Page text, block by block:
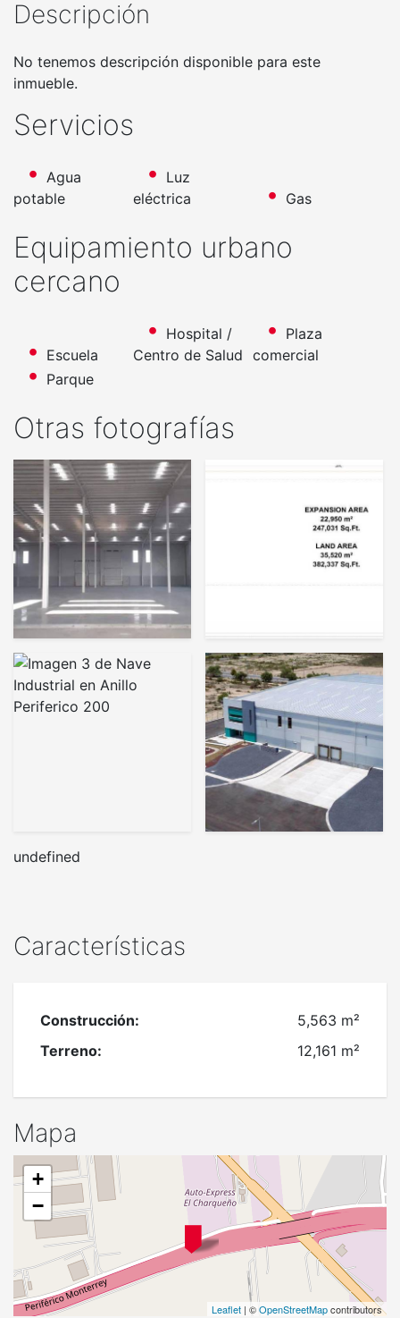
Características
Construcción:
5,563 m²
Terreno:
12,161 m²
Mapa
+
−
Leaflet | ©OpenStreetMapcontributors
Descripción
No tenemos descripción disponible para este
inmueble.
Servicios
Agua
potable
Luz
eléctrica
Gas
Equipamiento urbano
cercano
Escuela
Hospital /
Centro de Salud
Plaza
comercial
Parque
Otras fotografías
undefined